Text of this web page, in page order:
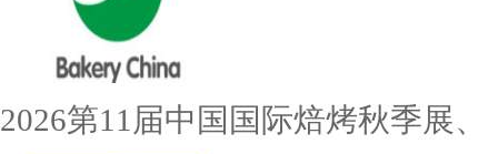
2026第11届中国国际焙烤秋季展、